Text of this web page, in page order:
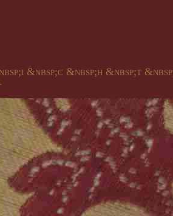
&nbsp;c &nbsp;h &nbsp;t